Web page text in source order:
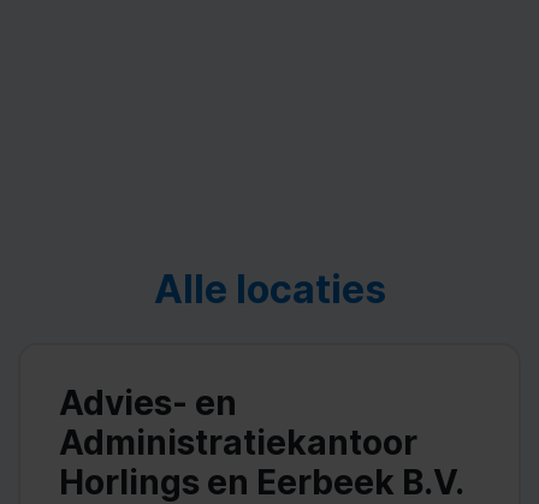
Alle locaties
Advies- en
Administratiekantoor
Horlings en Eerbeek B.V.